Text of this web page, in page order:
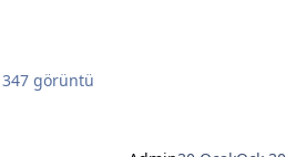
347 görüntü